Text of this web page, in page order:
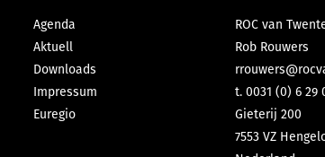
Agenda
Aktuell
Downloads
Impressum
Euregio
ROC van
Rob Rouwers
t. 0031 (0) 6 29
Gieterij 200
7553 VZ